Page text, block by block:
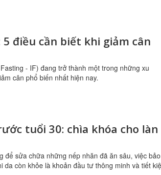
điều cần biết khi giảm cân
- IF) đang trở thành một trong những xu
cân phổ biến nhất hiện nay.
tuổi 30: chìa khóa cho làn
để sửa chữa những nếp nhăn đã ăn sâu, việc bảo
da còn khỏe là khoản đầu tư thông minh và tiết